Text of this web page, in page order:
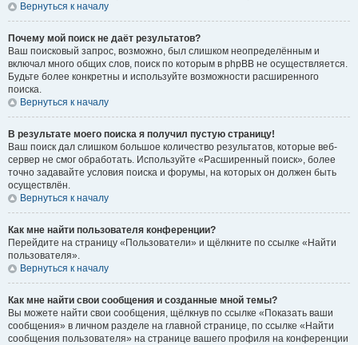
Вернуться к началу
Почему мой поиск не даёт результатов?
Ваш поисковый запрос, возможно, был слишком неопределённым и
включал много общих слов, поиск по которым в phpBB не осуществляется.
Будьте более конкретны и используйте возможности расширенного
поиска.
Вернуться к началу
В результате моего поиска я получил пустую страницу!
Ваш поиск дал слишком большое количество результатов, которые веб-
сервер не смог обработать. Используйте «Расширенный поиск», более
точно задавайте условия поиска и форумы, на которых он должен быть
осуществлён.
Вернуться к началу
Как мне найти пользователя конференции?
Перейдите на страницу «Пользователи» и щёлкните по ссылке «Найти
пользователя».
Вернуться к началу
Как мне найти свои сообщения и созданные мной темы?
Вы можете найти свои сообщения, щёлкнув по ссылке «Показать ваши
сообщения» в личном разделе на главной странице, по ссылке «Найти
сообщения пользователя» на странице вашего профиля на конференции